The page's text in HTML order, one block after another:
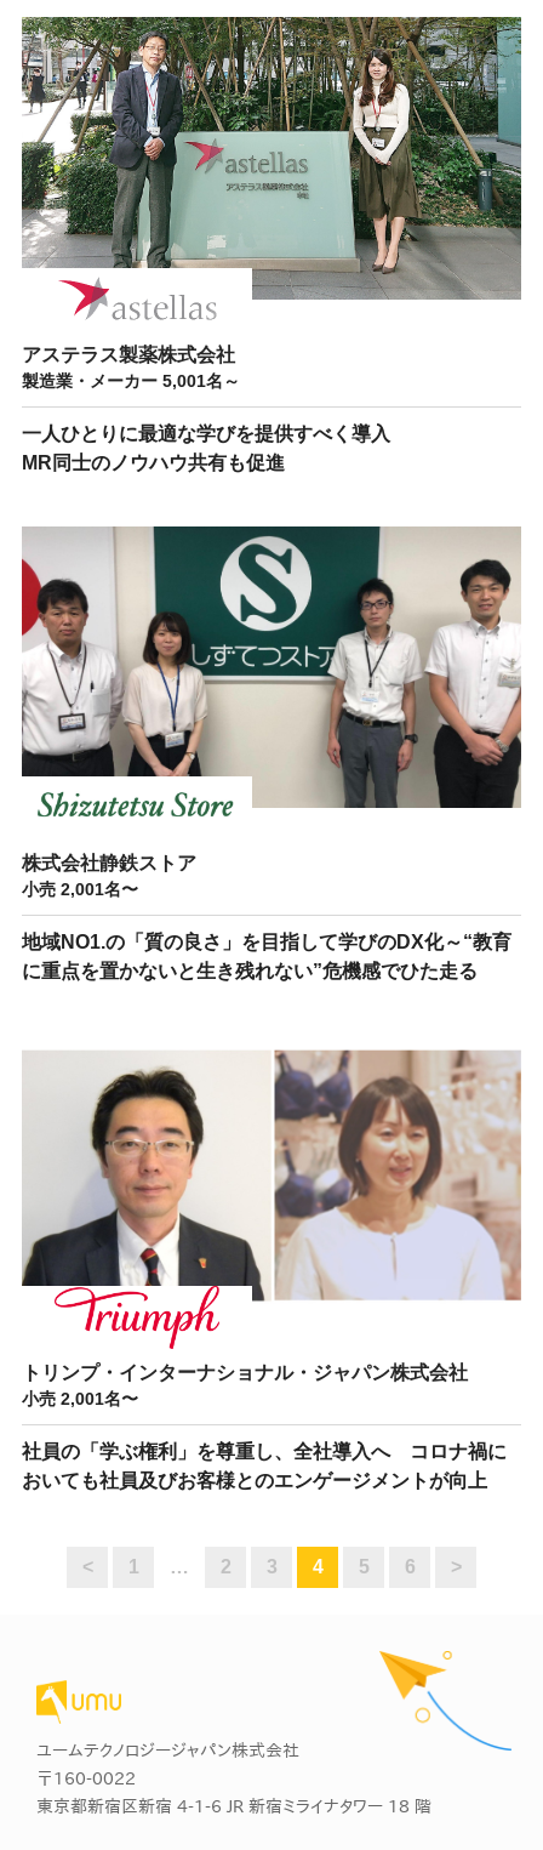
アステラス製薬株式会社
製造業・メーカー 5,001名～
一人ひとりに最適な学びを提供すべく導入
MR同士のノウハウ共有も促進
株式会社静鉄ストア
小売 2,001名〜
地域NO1.の「質の良さ」を目指して学びのDX化～“教育
に重点を置かないと生き残れない”危機感でひた走る
トリンプ・インターナショナル・ジャパン株式会社
小売 2,001名〜
社員の「学ぶ権利」を尊重し、全社導入へ コロナ禍に
おいても社員及びお客様とのエンゲージメントが向上
< 1 … 2 3 4 5 6 >
ユームテクノロジージャパン株式会社
〒160-0022
東京都新宿区新宿 4-1-6 JR 新宿ミライナタワー 18 階